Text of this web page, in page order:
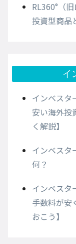
RL360°（
投資型商品
イ
インベスタ
安い海外投
く解説】
インベスタ
何？
インベスタ
手数料が安
おこう】